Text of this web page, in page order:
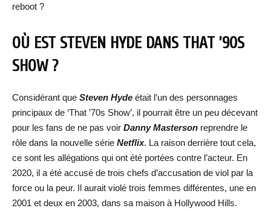
reboot ?
OÙ EST STEVEN HYDE DANS THAT ’90S
SHOW ?
Considérant que Steven Hyde était l’un des personnages
principaux de ‘That ’70s Show’, il pourrait être un peu décevant
pour les fans de ne pas voir Danny Masterson reprendre le
rôle dans la nouvelle série Netflix. La raison derrière tout cela,
ce sont les allégations qui ont été portées contre l’acteur. En
2020, il a été accusé de trois chefs d’accusation de viol par la
force ou la peur. Il aurait violé trois femmes différentes, une en
2001 et deux en 2003, dans sa maison à Hollywood Hills.